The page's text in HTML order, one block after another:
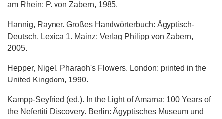
am Rhein: P. von Zabern, 1985.
Hannig, Rayner. Großes Handwörterbuch: Ägyptisch-
Deutsch. Lexica 1. Mainz: Verlag Philipp von Zabern,
2005.
Hepper, Nigel. Pharaoh's Flowers. London: printed in the
United Kingdom, 1990.
Kampp-Seyfried (ed.). In the Light of Amarna: 100 Years of
the Nefertiti Discovery. Berlin: Ägyptisches Museum und